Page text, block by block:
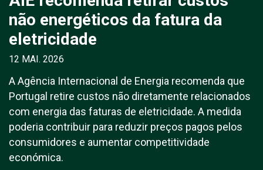
não energéticos da fatura da
eletricidade
12 MAI. 2026
A Agência Internacional de Energia recomenda que
Portugal retire custos não diretamente relacionados
com energia das faturas de eletricidade. A medida
poderia contribuir para reduzir preços pagos pelos
consumidores e aumentar competitividade
económica.